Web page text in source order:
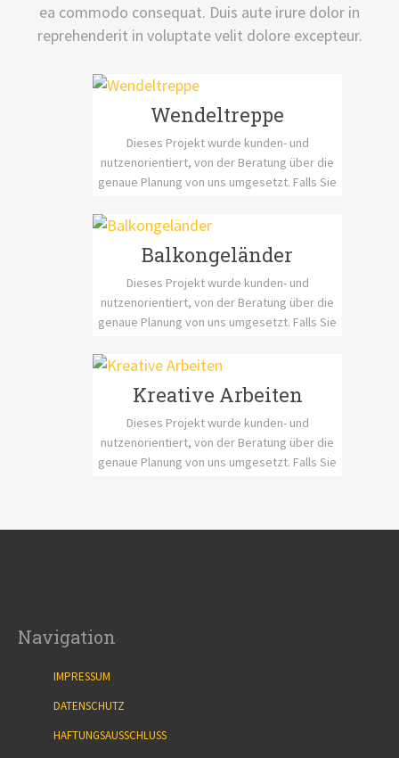
ea commodo consequat. Duis aute irure dolor in
reprehenderit in voluptate velit dolore excepteur.
Wendeltreppe
Dieses Projekt wurde kunden- und
nutzenorientiert, von der Beratung über die
genaue Planung von uns umgesetzt. Falls Sie
kontaktieren Sie uns bitte unter
Balkongeländer
Dieses Projekt wurde kunden- und
nutzenorientiert, von der Beratung über die
genaue Planung von uns umgesetzt. Falls Sie
kontaktieren Sie uns bitte unter
Kreative Arbeiten
Dieses Projekt wurde kunden- und
nutzenorientiert, von der Beratung über die
genaue Planung von uns umgesetzt. Falls Sie
Navigation
IMPRESSUM
DATENSCHUTZ
HAFTUNGSAUSSCHLUSS